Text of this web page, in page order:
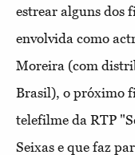
estrear alguns dos
envolvida como
Moreira (com
Brasil), o próximo
telefilme da RTP
Seixas e que faz